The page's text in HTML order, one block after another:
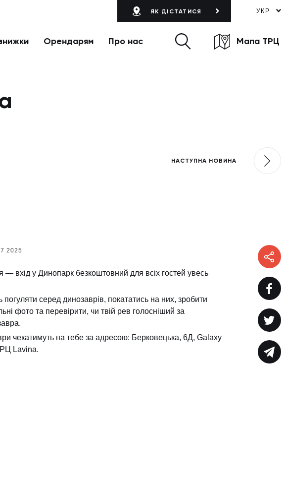
ЯК ДІСТАТИСЯ УКР
Орендарям Про нас Мапа ТРЦ
НАСТУПНА НОВИНА
2025
— вхід у Динопарк безкоштовний для всіх гостей увесь
погуляти серед динозаврів, покататись на них, зробити
фото та перевірити, чи твій рев голосніший за
чекатимуть на тебе за адресою: Берковецька, 6Д, Galaxy
Lavina.